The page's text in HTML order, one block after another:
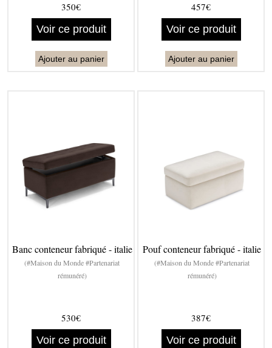
350€
Voir ce produit
Ajouter au panier
457€
Voir ce produit
Ajouter au panier
Banc conteneur fabriqué - italie
(#Maison du Monde #Partenariat
rémunéré)
530€
Voir ce produit
Pouf conteneur fabriqué - italie
(#Maison du Monde #Partenariat
rémunéré)
387€
Voir ce produit